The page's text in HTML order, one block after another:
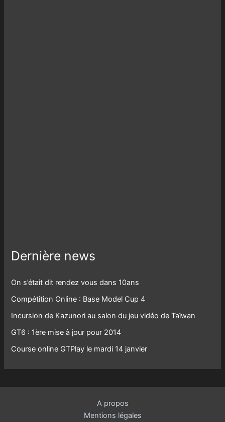
Dernière news
On s’était dit rendez vous dans 10ans
Compétition Online : Base Model Cup 4
Incursion de Kazunori au salon du jeu vidéo de Taïwan
GT6 : 1ère mise à jour pour 2014
Course online GTPlay le mardi 14 janvier
A propos
Mentions légales